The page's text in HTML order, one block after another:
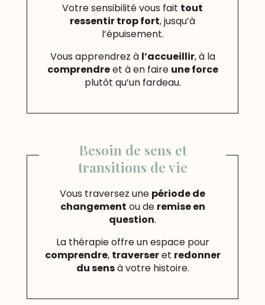
Votre sensibilité vous fait tout
ressentir trop fort, jusqu’à
l’épuisement.
Vous apprendrez à l’accueillir, à la
comprendreet à en faire une force
plutôt qu’un fardeau.
Besoin de sens et
transitions de vie
Vous traversez une période de
changement ou de remise en
question.
La thérapie offre un espace pour
comprendre, traverseret redonner
du sensà votre histoire.